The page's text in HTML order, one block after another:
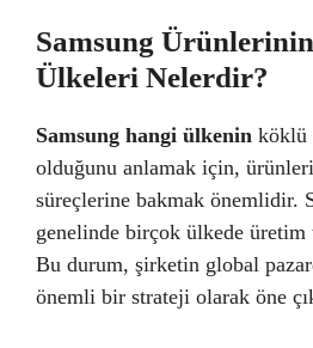
Samsung
Ülkeleri Nelerdir?
Samsung hangi ülkenin köklü
olduğunu anlamak için,
süreçlerine bakmak önemlidir.
genelinde birçok ülkede üretim
Bu durum, şirketin global
önemli bir strateji olarak öne